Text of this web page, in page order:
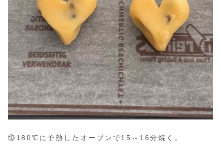
⑩180℃に予熱したオーブンで15～16分焼く。